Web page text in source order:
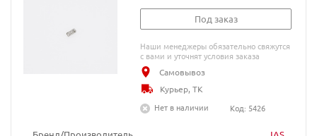
Под заказ
Наши менеджеры обязательно свяжутся
с вами и уточнят условия заказа
Самовывоз
Курьер, ТК
Нет в наличии
Код: 5426